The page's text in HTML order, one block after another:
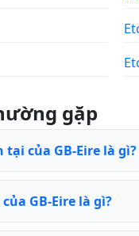
gặp
của GB-Eire là gì?
GB-Eire là gì?